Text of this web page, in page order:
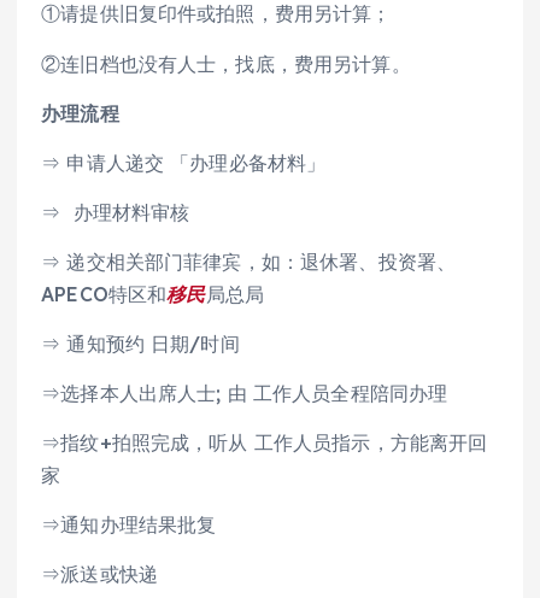
①请提供旧复印件或拍照，费用另计算；
②连旧档也没有人士，找底，费用另计算。
办理流程
⇒ 申请人递交 「办理必备材料」
⇒ 办理材料审核
⇒ 递交相关部门菲律宾，如：退休署、投资署、
APECO特区和移民局总局
⇒ 通知预约 日期/时间
⇒选择本人出席人士; 由 工作人员全程陪同办理
⇒指纹+拍照完成，听从 工作人员指示，方能离开回
家
⇒通知办理结果批复
⇒派送或快递